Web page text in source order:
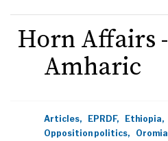
Horn Affairs -
Amharic
Articles, EPRDF, Ethiopia,
Opposition politics,
Oromia